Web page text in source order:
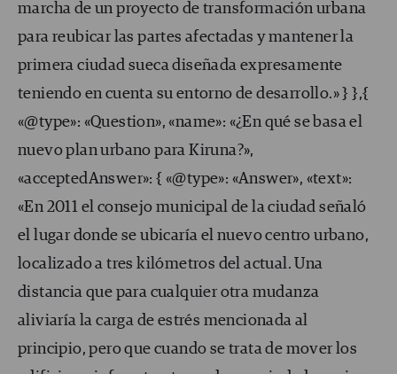
marcha de un proyecto de transformación urbana
para reubicar las partes afectadas y mantener la
primera ciudad sueca diseñada expresamente
teniendo en cuenta su entorno de desarrollo.» } },{
«@type»: «Question», «name»: «¿En qué se basa el
nuevo plan urbano para Kiruna?»,
«acceptedAnswer»: { «@type»: «Answer», «text»:
«En 2011 el consejo municipal de la ciudad señaló
el lugar donde se ubicaría el nuevo centro urbano,
localizado a tres kilómetros del actual. Una
distancia que para cualquier otra mudanza
aliviaría la carga de estrés mencionada al
principio, pero que cuando se trata de mover los